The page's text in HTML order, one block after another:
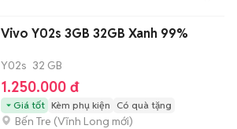
Vivo Y02s 3GB 32GB Xanh 99%
Y02s 32 GB
1.250.000 đ
Giá tốt Kèm phụ kiện Có quà tặng
Bến Tre (Vĩnh Long mới)